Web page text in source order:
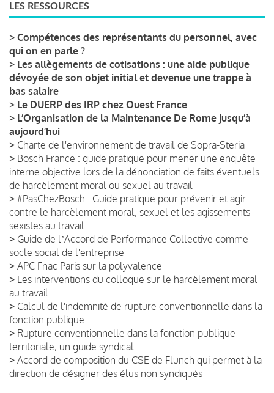
LES RESSOURCES
> Compétences des représentants du personnel, avec
qui on en parle ?
> Les allègements de cotisations : une aide publique
dévoyée de son objet initial et devenue une trappe à
bas salaire
> Le DUERP des IRP chez Ouest France
> L’Organisation de la Maintenance De Rome jusqu’à
aujourd’hui
> Charte de l'environnement de travail de Sopra-Steria
> Bosch France : guide pratique pour mener une enquête
interne objective lors de la dénonciation de faits éventuels
de harcèlement moral ou sexuel au travail
> #PasChezBosch : Guide pratique pour prévenir et agir
contre le harcèlement moral, sexuel et les agissements
sexistes au travail
> Guide de lʼAccord de Performance Collective comme
socle social de l'entreprise
> APC Fnac Paris sur la polyvalence
> Les interventions du colloque sur le harcèlement moral
au travail
> Calcul de l'indemnité de rupture conventionnelle dans la
fonction publique
> Rupture conventionnelle dans la fonction publique
territoriale, un guide syndical
> Accord de composition du CSE de Flunch qui permet à la
direction de désigner des élus non syndiqués